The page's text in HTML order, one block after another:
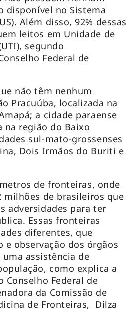
disponível no Sistema
Além disso, 92% dessas
leitos em Unidade de
segundo
Federal de
não têm nenhum
Pracuúba, localizada na
a cidade paraense
na região do Baixo
sul-mato-grossenses
Dois Irmãos do Buriti e
de fronteiras, onde
milhões de brasileiros que
adversidades para ter
Essas fronteiras
diferentes, que
e observação dos órgãos
assistência de
como explica a
Conselho Federal de
da Comissão de
de Fronteiras, Dilza